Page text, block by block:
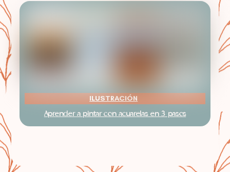
ILUSTRACIÓN
Aprender a pintar con acuarelas en 3 pasos